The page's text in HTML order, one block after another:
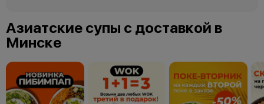
Азиатские супы с доставкой в
Минске